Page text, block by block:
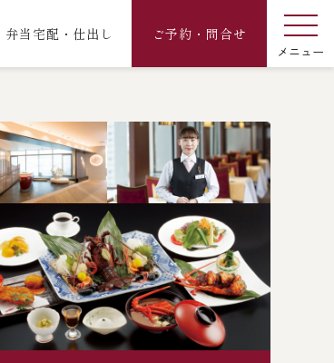
弁当宅配・仕出し ご予約・問合せ